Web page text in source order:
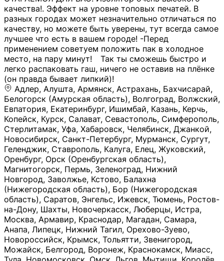
качества!. Эффект на уровне топовых печатей. В
разных городах может незначительно отличаться по
качеству, но можете быть уверены, тут всегда самое
лучшее что есть в вашем городе! -Перед
применением советуем положить пак в холодное
место, на пару минут!⠀ Так ты сможешь быстро и
легко распаковать гаш, ничего не оставив на плёнке
(он правда бывает липкий)!
Адлер, Алушта, Армянск, Астрахань, Бахчисарай,
Белогорск (Амурская область), Волгоград, Волжский,
Евпатория, Екатеринбург, Ишимбай, Казань, Керчь,
Копейск, Курск, Салават, Севастополь, Симферополь,
Стерлитамак, Уфа, Хабаровск, Челябинск, Джанкой,
Новосибирск, Санкт-Петербург, Мурманск, Сургут,
Геленджик, Ставрополь, Калуга, Елец, Жуковский,
Оренбург, Орск (Оренбургская область),
Магнитогорск, Пермь, Зеленоград, Нижний
Новгород, Заволжье, Кстово, Балахна
(Нижегородская область), Бор (Нижегородская
область), Саратов, Энгельс, Ижевск, Тюмень, Ростов-
на-Дону, Шахты, Новочеркасск, Люберцы, Истра,
Москва, Армавир, Краснодар, Магадан, Самара,
Анапа, Липецк, Нижний Тагил, Орехово-Зуево,
Новороссийск, Крымск, Тольятти, Звенигород,
Можайск, Белгород, Воронеж, Краснокамск, Миасс,